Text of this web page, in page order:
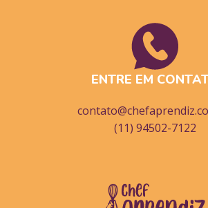
ENTRE EM
(11) 94502-7122